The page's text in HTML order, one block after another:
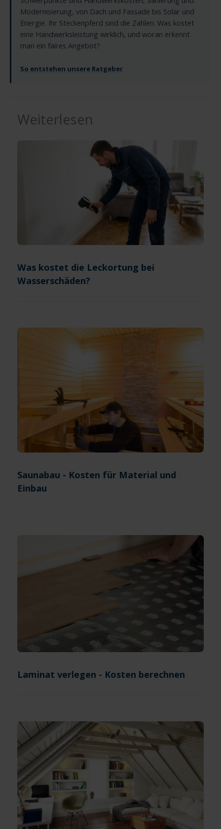
Modernisierung, von Dach und Fassade bis Solar und
Energie. Ihr Steckenpferd sind die Zahlen: Was kostet
eine Handwerksleistung wirklich, und woran erkennt
man ein faires Angebot?
So entstehen unsere Ratgeber
Weiterlesen
Was kostet die Leckortung bei
Wasserschäden?
Saunabau - Kosten für Material und
Einbau
Laminat verlegen - Kosten berechnen